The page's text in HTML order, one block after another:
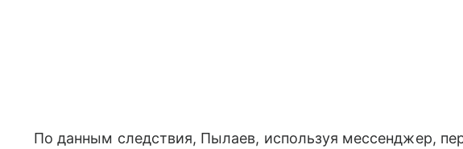
По данным следствия, Пылаев, используя мессенджер,